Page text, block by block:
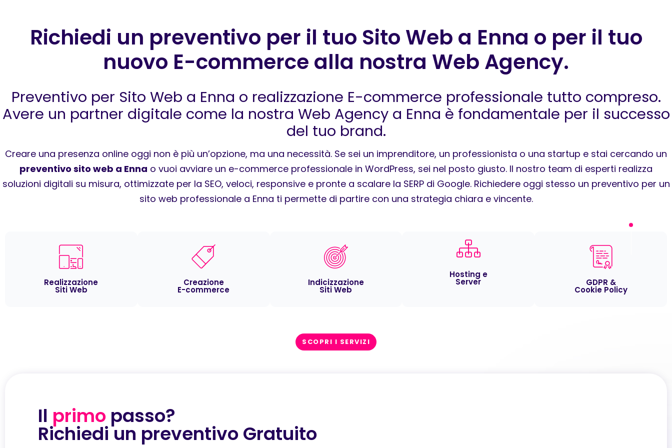
Richiedi un preventivo per il tuo Sito Web a Enna o per il tuo
nuovo E-commerce alla nostra Web Agency.
Preventivo per Sito Web a Enna o realizzazione E-commerce professionale tutto compreso.
Avere un partner digitale come la nostra Web Agency a Enna è fondamentale per il successo
del tuo brand.
Creare una presenza online oggi non è più un’opzione, ma una necessità. Se sei un imprenditore, un professionista o una startup e stai cercando un
preventivo sito web a Enna o vuoi avviare un e-commerce professionale in WordPress, sei nel posto giusto. Il nostro team di esperti realizza
soluzioni digitali su misura, ottimizzate per la SEO, veloci, responsive e pronte a scalare la SERP di Google. Richiedere oggi stesso un preventivo per un
sito web professionale a Enna ti permette di partire con una strategia chiara e vincente.
Realizzazione
Siti Web
Creazione
E-commerce
Indicizzazione
Siti Web
Hosting e
Server GDPR &
Cookie Policy
SCOPRI I SERVIZI
Il primo passo?
Richiedi un preventivo Gratuito